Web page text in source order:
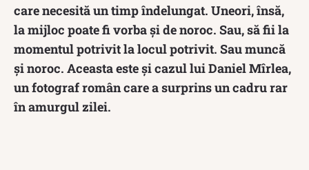
care necesită un timp îndelungat. Uneori, însă,
la mijloc poate fi vorba și de noroc. Sau, să fii la
momentul potrivit la locul potrivit. Sau muncă
și noroc. Aceasta este și cazul lui Daniel Mîrlea,
un fotograf român care a surprins un cadru rar
în amurgul zilei.